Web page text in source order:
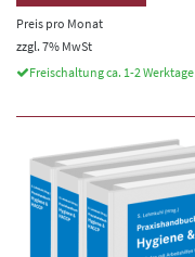
Preis pro Monat
zzgl. 7% MwSt
Freischaltung ca. 1-2 Werktage